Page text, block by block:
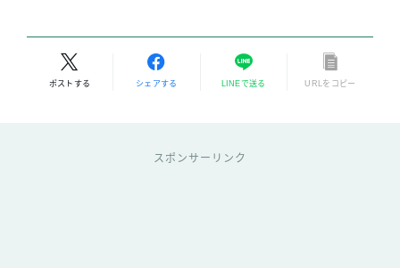
ポストする シェアする LINEで送る URLをコピー
スポンサーリンク